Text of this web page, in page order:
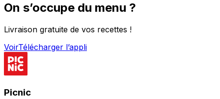
On s’occupe du menu ?
Livraison gratuite de vos recettes !
VoirTélécharger l’appli
Picnic